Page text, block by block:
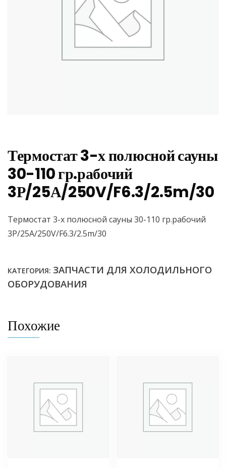
Термостат 3-х полюсной сауны
30-110 гр.рабочий
3Р/25А/250V/F6.3/2.5m/30
Термостат 3-х полюсной сауны 30-110 гр.рабочий
3Р/25А/250V/F6.3/2.5m/30
КАТЕГОРИЯ: ЗАПЧАСТИ ДЛЯ ХОЛОДИЛЬНОГО
ОБОРУДОВАНИЯ
Похожие